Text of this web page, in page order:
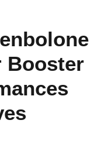
Booster